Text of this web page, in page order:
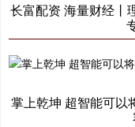
长富配资 海量财经丨
掌上乾坤 超智能可以